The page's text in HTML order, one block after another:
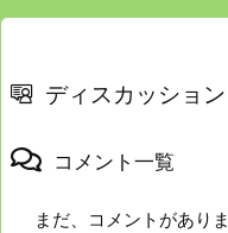
ディスカッション
コメント一覧
まだ、コメントがあり